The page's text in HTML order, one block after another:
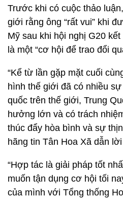
Trước khi có cuộc thảo
giới rằng ông “rất vui” khi
Mỹ sau khi hội nghị G20
là một “cơ hội để trao đổi
“Kể từ lần gặp mặt cuối
hình thế giới đã có nhiều
quốc trên thế giới, Trung
hưởng lớn và có trách
thúc đẩy hòa bình và sự
hãng tin Tân Hoa Xã dẫn
“Hợp tác là giải pháp tốt
muốn tận dụng cơ hội tối
của mình với Tổng thống